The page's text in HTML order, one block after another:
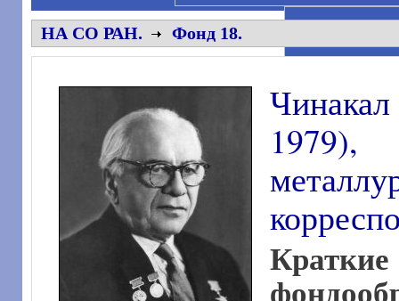
НА СО РАН. Фонд 18.
1979),